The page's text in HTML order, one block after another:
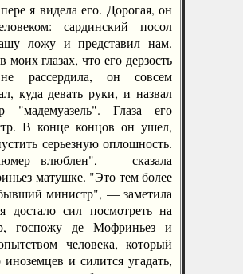
я видела его. Дорогая, он
сардинский посол
ложу и представил нам.
моих глазах, что его дерзость
рассердила, он совсем
куда девать руки, и назвал
"мадемуазель". Глаза его
В конце концов он ушел,
серьезную оплошность.
влюблен", — сказала
матушке. "Это тем более
министр", — заметила
сил посмотреть на
госпожу де Мофриньез и
человека, который
и силится угадать,